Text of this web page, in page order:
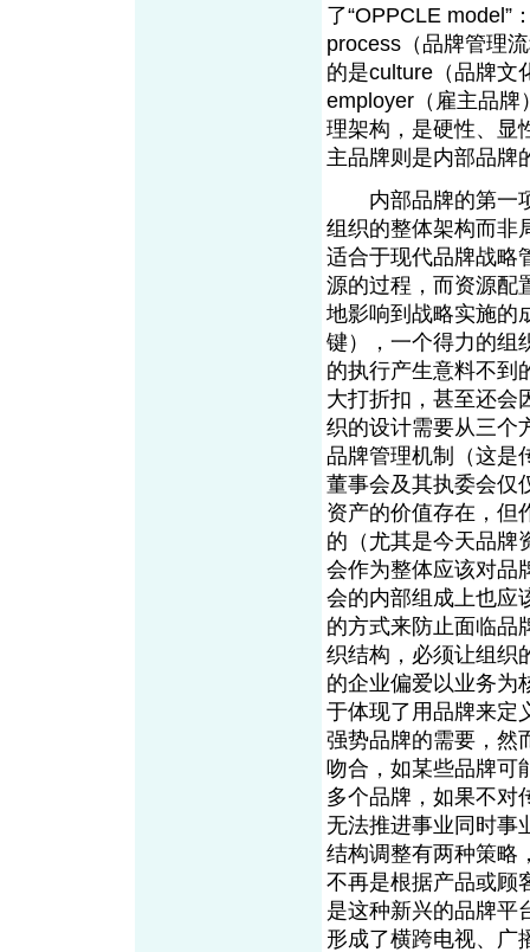
了“OPPCLE model”
process（品牌管理
的是culture（品牌文
employer（雇主品牌
理架构，是硬性、显
主品牌则是内部品牌
内部品牌的第一项
组织的整体架构而非
适合于现代品牌战略
源的过程，而资源配
地影响到战略实施的
键），一个得力的组
的执行产生意料不到
大打折扣，甚至还会
织的设计需要从三个
品牌管理机制（这是
董事会及其执委会仅
资产的价值存在，但
的（尤其是今天品牌
会作为整体应该对品
会的内部组成上也应
的方式来防止面临品
织结构，必须让组织
的企业偏爱以业务为
于体现了用品牌来定
强势品牌的需要，然
吻合，如某些品牌可
多个品牌，如果不对
无法推进事业同时事
结构调整有两种策略
不再是根据产品或顾
是这种新兴的品牌平
形成了横跨电视、广